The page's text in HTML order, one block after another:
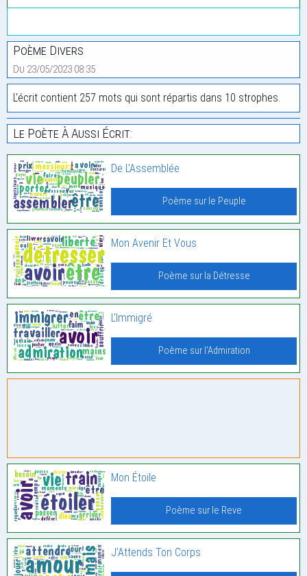
Poème Divers
Du 23/05/2023 08:35
L'écrit contient 257 mots qui sont répartis dans 10 strophes.
Le Poète À Aussi Écrit:
De L’Assemblée
Poème sur le Peuple
Mon Avenir Et Vous
Poème sur la Détresse
L’Immigré
Poème sur l'Admiration
Mon Étoile
Poème sur le Reve
J’Attends Ton Corps